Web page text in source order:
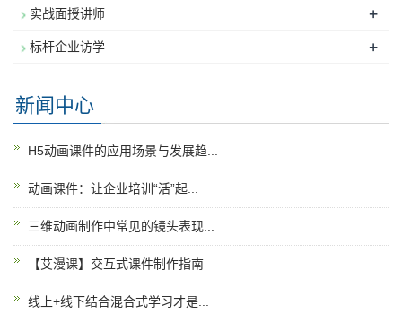
实战面授讲师 +
标杆企业访学 +
新闻中心
H5动画课件的应用场景与发展趋...
动画课件：让企业培训“活”起...
三维动画制作中常见的镜头表现...
【艾漫课】交互式课件制作指南
线上+线下结合混合式学习才是...